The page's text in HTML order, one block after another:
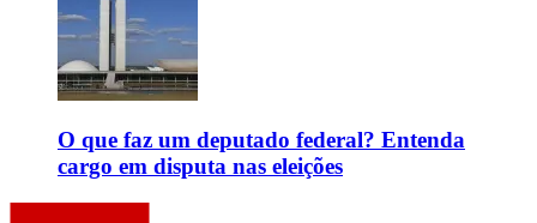
O que faz um deputado federal? Entenda
cargo em disputa nas eleições